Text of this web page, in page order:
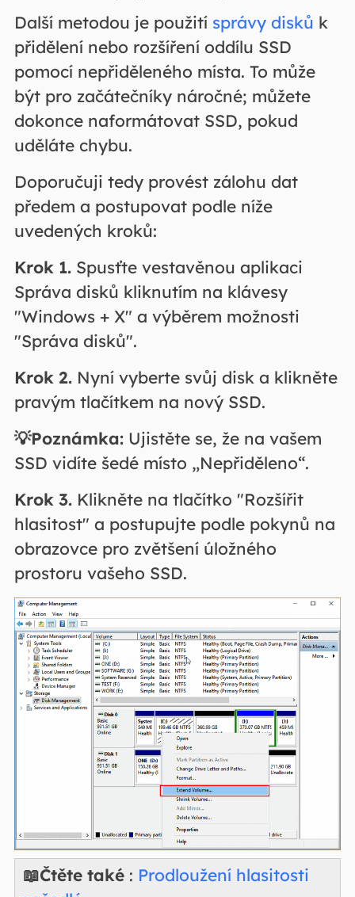
Další metodou je použití správy disků k
přidělení nebo rozšíření oddílu SSD
pomocí nepřiděleného místa. To může
být pro začátečníky náročné; můžete
dokonce naformátovat SSD, pokud
uděláte chybu.
Doporučuji tedy provést zálohu dat
předem a postupovat podle níže
uvedených kroků:
Krok 1.Spusťte vestavěnou aplikaci
Správa disků kliknutím na klávesy
"Windows + X" a výběrem možnosti
"Správa disků".
Krok 2.Nyní vyberte svůj disk a klikněte
pravým tlačítkem na nový SSD.
💡Poznámka:Ujistěte se, že na vašem
SSD vidíte šedé místo „Nepřiděleno“.
Krok 3.Klikněte na tlačítko "Rozšířit
hlasitost" a postupujte podle pokynů na
obrazovce pro zvětšení úložného
prostoru vašeho SSD.
📖Čtěte také: Prodloužení hlasitosti